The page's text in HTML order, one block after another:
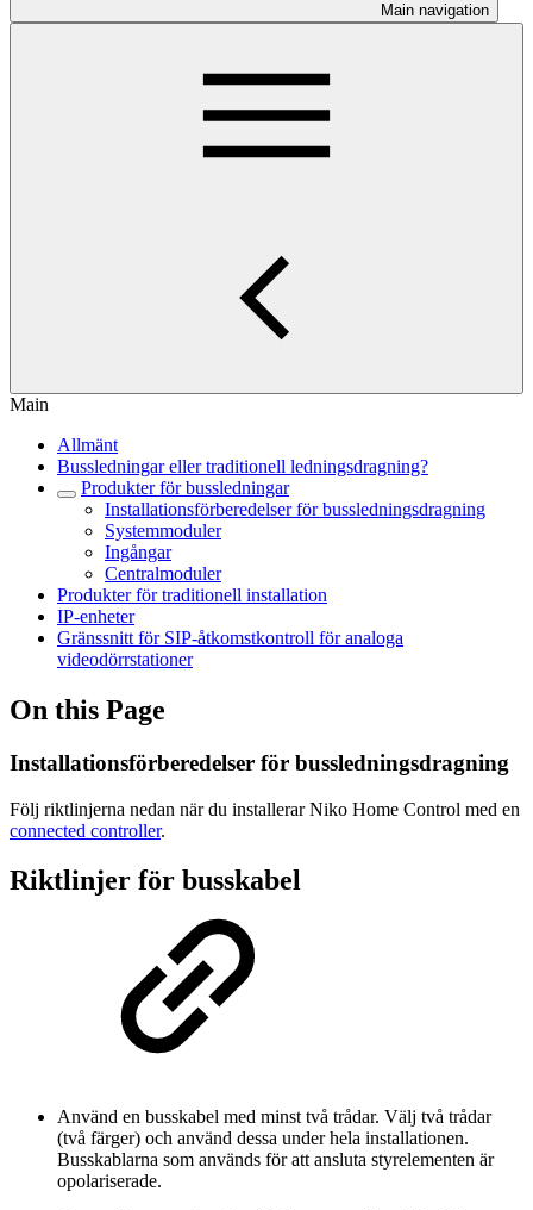
Main navigation
Main
Allmänt
Bussledningar eller traditionell ledningsdragning?
Produkter för bussledningar
Installationsförberedelser för bussledningsdragning
Systemmoduler
Ingångar
Centralmoduler
Produkter för traditionell installation
IP-enheter
Gränssnitt för SIP-åtkomstkontroll för analoga
videodörrstationer
On this Page
Installationsförberedelser för bussledningsdragning
Följ riktlinjerna nedan när du installerar Niko Home Control med en
connected controller.
Riktlinjer för busskabel
Använd en busskabel med minst två trådar. Välj två trådar
(två färger) och använd dessa under hela installationen.
Busskablarna som används för att ansluta styrelementen är
opolariserade.